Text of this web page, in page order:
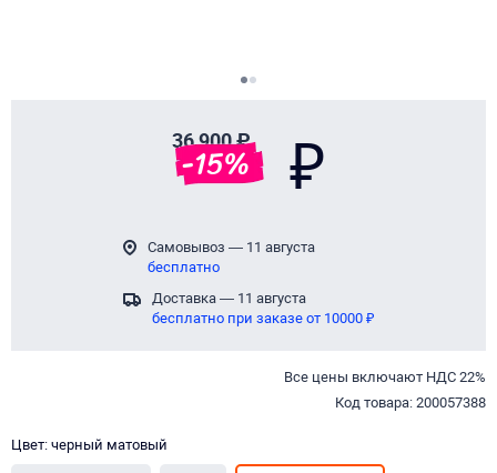
36 900 ₽
-15% ₽
Самовывоз — 11 августа
бесплатно
Доставка — 11 августа
бесплатно при заказе от 10000 ₽
Все цены включают НДС 22%
Код товара: 200057388
Цвет: черный матовый